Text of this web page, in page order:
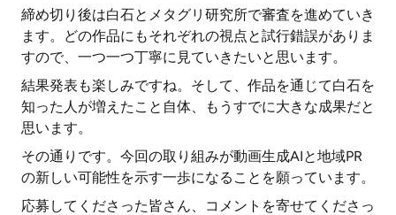
締め切り後は白石とメタグリ研究所で審査を進めていき
ます。どの作品にもそれぞれの視点と試行錯誤がありま
すので、一つ一つ丁寧に見ていきたいと思います。
結果発表も楽しみですね。そして、作品を通じて白石を
知った人が増えたこと自体、もうすでに大きな成果だと
思います。
その通りです。今回の取り組みが動画生成AIと地域PR
の新しい可能性を示す一歩になることを願っています。
応募してくださった皆さん、コメントを寄せてくださっ